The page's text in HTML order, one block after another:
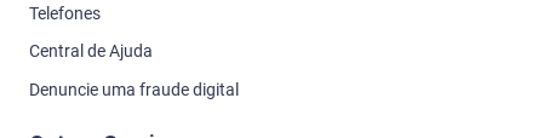
Telefones
Central de Ajuda
Denuncie uma fraude digital